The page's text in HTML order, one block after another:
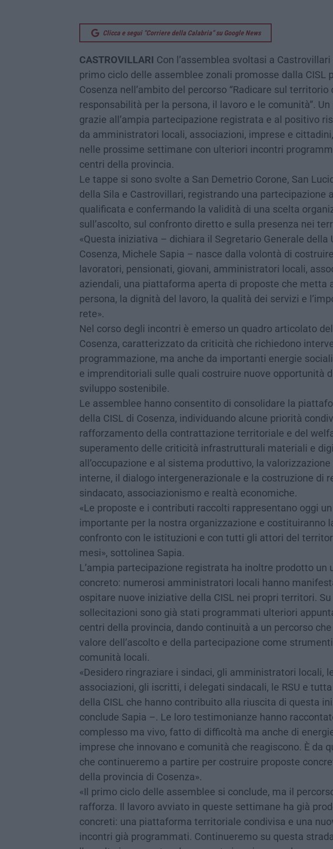
Clicca e segui “Corriere della Calabria” su Google News
CASTROVILLARI Con l’assemblea svoltasi a
primo ciclo delle assemblee zonali promosse dalla CISL
Cosenza nell’ambito del percorso “Radicare sul territorio
responsabilità per la persona, il lavoro e le comunità”. Un
grazie all’ampia partecipazione registrata e al positivo
da amministratori locali, associazioni, imprese e
nelle prossime settimane con ulteriori incontri
centri della provincia.
Le tappe si sono svolte a San Demetrio Corone, San
della Sila e Castrovillari, registrando una partecipazione
qualificata e confermando la validità di una scelta
sull’ascolto, sul confronto diretto e sulla presenza nei
«Questa iniziativa – dichiara il Segretario Generale della
Cosenza, Michele Sapia – nasce dalla volontà di
lavoratori, pensionati, giovani, amministratori locali,
aziendali, una piattaforma aperta di proposte che metta
persona, la dignità del lavoro, la qualità dei servizi e
rete».
Nel corso degli incontri è emerso un quadro articolato
Cosenza, caratterizzato da criticità che richiedono
programmazione, ma anche da importanti energie
e imprenditoriali sulle quali costruire nuove opportunità
sviluppo sostenibile.
Le assemblee hanno consentito di consolidare la
della CISL di Cosenza, individuando alcune priorità
rafforzamento della contrattazione territoriale e del
superamento delle criticità infrastrutturali materiali e
all’occupazione e al sistema produttivo, la
interne, il dialogo intergenerazionale e la costruzione di
sindacato, associazionismo e realtà economiche.
«Le proposte e i contributi raccolti rappresentano oggi
importante per la nostra organizzazione e costituiranno
confronto con le istituzioni e con tutti gli attori del
mesi», sottolinea Sapia.
L’ampia partecipazione registrata ha inoltre prodotto
concreto: numerosi amministratori locali hanno
ospitare nuove iniziative della CISL nei propri territori.
sollecitazioni sono già stati programmati ulteriori
centri della provincia, dando continuità a un percorso
valore dell’ascolto e della partecipazione come
comunità locali.
«Desidero ringraziare i sindaci, gli amministratori locali,
associazioni, gli iscritti, i delegati sindacali, le RSU e
della CISL che hanno contribuito alla riuscita di questa
conclude Sapia –. Le loro testimonianze hanno
complesso ma vivo, fatto di difficoltà ma anche di
imprese che innovano e comunità che reagiscono. È da
che continueremo a partire per costruire proposte
della provincia di Cosenza».
«Il primo ciclo delle assemblee si conclude, ma il
rafforza. Il lavoro avviato in queste settimane ha già
concreti: una piattaforma territoriale condivisa e una
incontri già programmati. Continueremo su questa